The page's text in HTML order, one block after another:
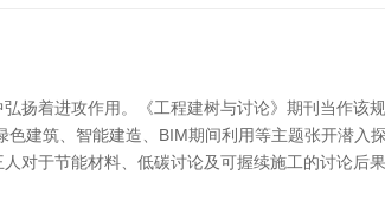
扬着进攻作用。《工程建树与讨论》期刊当作该
建筑、智能建造、BIM期间利用等主题张开潜入
对于节能材料、低碳讨论及可握续施工的讨论后